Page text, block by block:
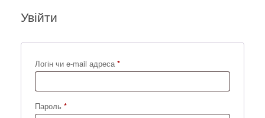
Увійти
Логін чи e-mail адреса *Обов’язкове
Пароль *Обов’язкове